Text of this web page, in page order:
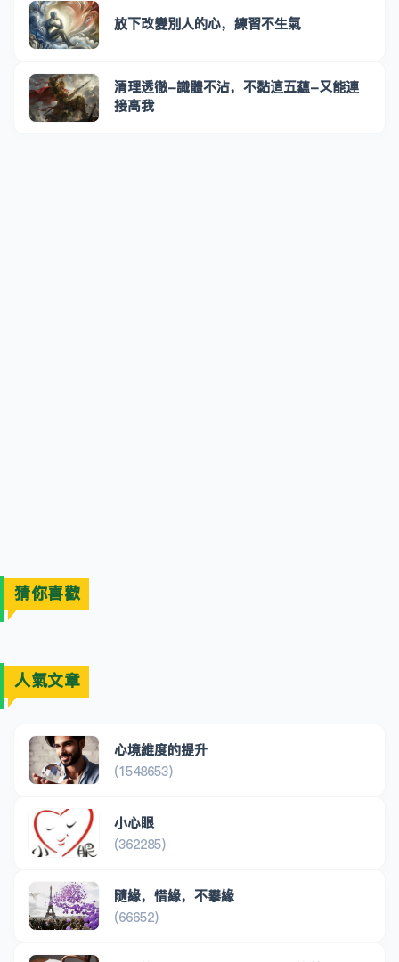
放下改變別人的心，練習不生氣
清理透徹-識體不沾，不黏這五蘊-又能連
接高我
猜你喜歡
人氣文章
心境維度的提升
(1548653)
小心眼
(362285)
隨緣，惜緣，不攀緣
(66652)